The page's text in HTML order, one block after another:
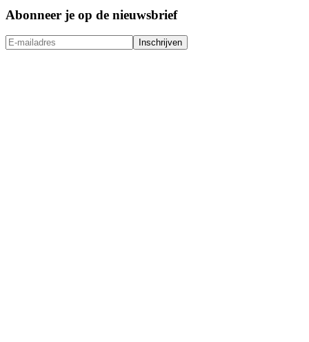
Abonneer je op de nieuwsbrief
Inschrijven